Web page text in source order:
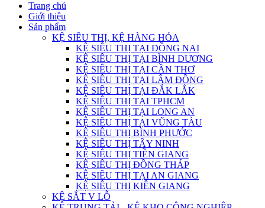
Trang chủ
Giới thiệu
Sản phẩm
KỆ SIÊU THỊ, KỆ HÀNG HÓA
KỆ SIÊU THỊ TẠI ĐỒNG NAI
KỆ SIÊU THỊ TẠI BÌNH DƯƠNG
KỆ SIÊU THỊ TẠI CẦN THƠ
KỆ SIÊU THỊ TẠI LÂM ĐỒNG
KỆ SIÊU THỊ TẠI ĐẮK LẮK
KỆ SIÊU THỊ TẠI TPHCM
KỆ SIÊU THỊ TẠI LONG AN
KỆ SIÊU THỊ TẠI VŨNG TÀU
KỆ SIÊU THỊ BÌNH PHƯỚC
KỆ SIÊU THỊ TÂY NINH
KỆ SIÊU THỊ TIỀN GIANG
KỆ SIÊU THỊ ĐỒNG THÁP
KỆ SIÊU THỊ TẠI AN GIANG
KỆ SIÊU THỊ KIÊN GIANG
KỆ SẮT V LỖ